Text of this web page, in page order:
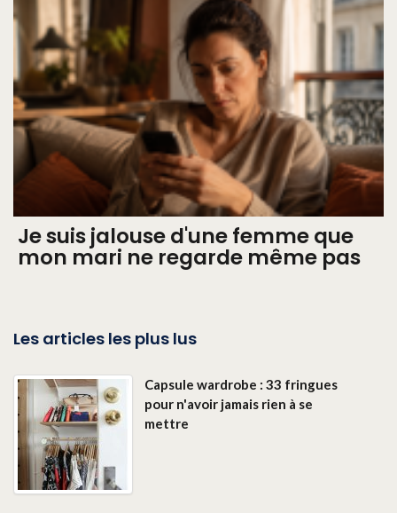
Je suis jalouse d'une femme que
mon mari ne regarde même pas
Les articles les plus lus
Capsule wardrobe : 33 fringues
pour n'avoir jamais rien à se
mettre